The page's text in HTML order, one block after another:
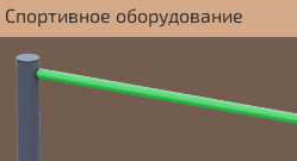
Спортивное оборудование